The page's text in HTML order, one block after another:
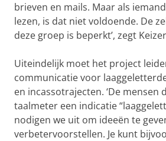
brieven en mails. Maar als
lezen, is dat niet voldoende. De
deze groep is beperkt’, zegt
Uiteindelijk moet het project
communicatie voor
en incassotrajecten. ‘De mensen
taalmeter een indicatie
nodigen we uit om ideeën te
verbetervoorstellen. Je kunt